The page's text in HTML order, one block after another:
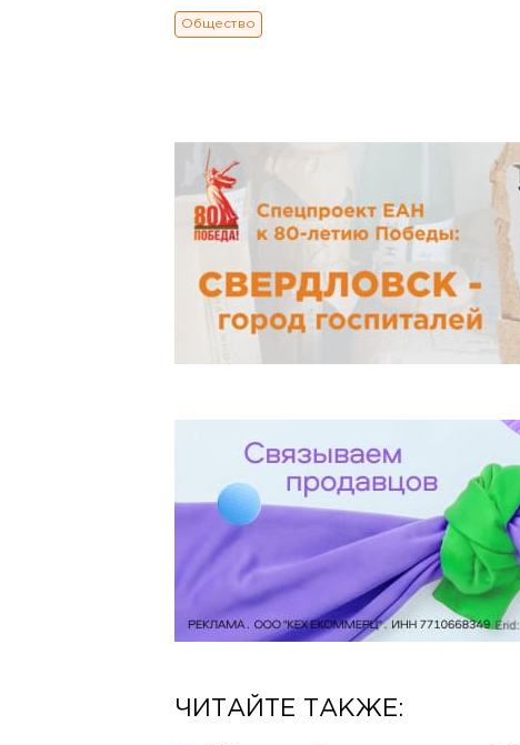
Общество
ЧИТАЙТЕ ТАКЖЕ: